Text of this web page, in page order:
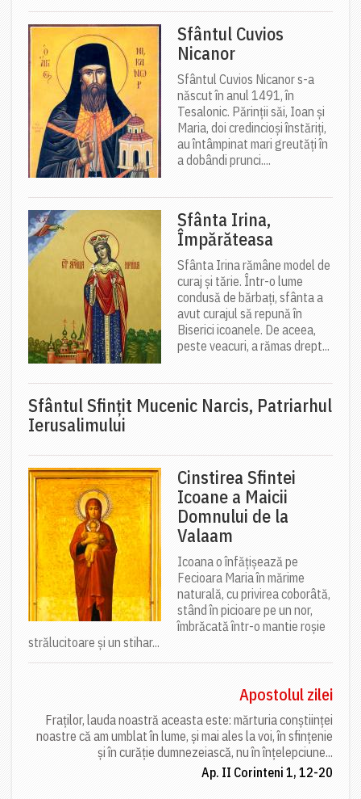
Sfântul Cuvios
Nicanor
Sfântul Cuvios Nicanor s-a
născut în anul 1491, în
Tesalonic. Părinții săi, Ioan și
Maria, doi credincioși înstăriți,
au întâmpinat mari greutăți în
a dobândi prunci....
Sfânta Irina,
Împărăteasa
Sfânta Irina rămâne model de
curaj și tărie. Într-o lume
condusă de bărbați, sfânta a
avut curajul să repună în
Biserici icoanele. De aceea,
peste veacuri, a rămas drept...
Sfântul Sfinţit Mucenic Narcis, Patriarhul
Ierusalimului
Cinstirea Sfintei
Icoane a Maicii
Domnului de la
Valaam
Icoana o înfățișează pe
Fecioara Maria în mărime
naturală, cu privirea coborâtă,
stând în picioare pe un nor,
îmbrăcată într-o mantie roșie
strălucitoare și un stihar...
Apostolul zilei
Fraților, lauda noastră aceasta este: mărturia conștiinței
noastre că am umblat în lume, și mai ales la voi, în sfințenie
și în curăție dumnezeiască, nu în înțelepciune...
Ap. II Corinteni 1, 12-20